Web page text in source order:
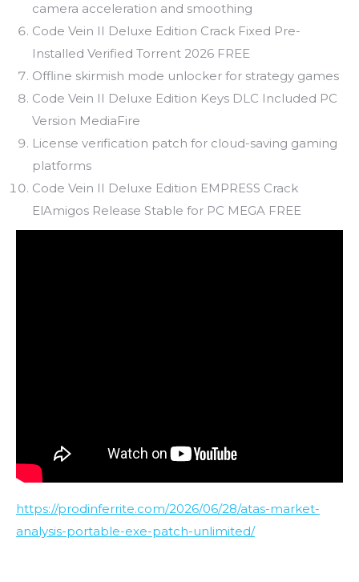
camera acceleration and smoothing
Code Vein II Deluxe Edition Crack Fixed Pre-
Installed Verified Torrent 2026 FREE
Offline skirmish mode unlocker for strategy games
Code Vein II Deluxe Edition Keys DLC Included PC
Version MediaFire
License verification patch for cloud-saving gaming
platforms
Code Vein II Deluxe Edition EMPRESS Crack
ElAmigos Release Stable for PC MEGA FREE
https://prodinferrite.com/2026/06/28/atas-market-
analysis-portable-exe-patch-unlimited/